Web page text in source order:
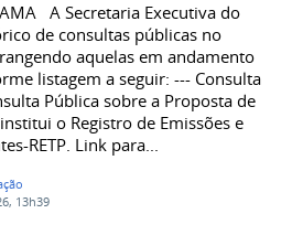
A Secretaria Executiva do
de consultas públicas no
aquelas em andamento
listagem a seguir: --- Consulta
Pública sobre a Proposta de
o Registro de Emissões e
RETP. Link para...
13h39